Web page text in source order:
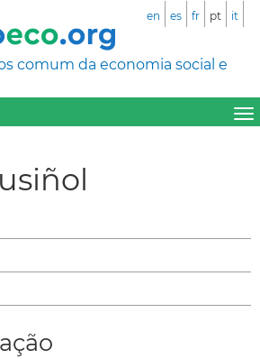
comum da economia social e
en es fr pt it